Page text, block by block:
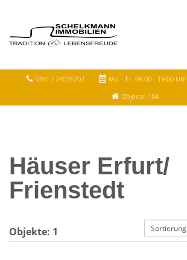
0361 / 24036202 Mo. - Fr. 09.00 - 19.00 Uhr
Objekte: 184
Häuser Erfurt/
Frienstedt
Objekte: 1